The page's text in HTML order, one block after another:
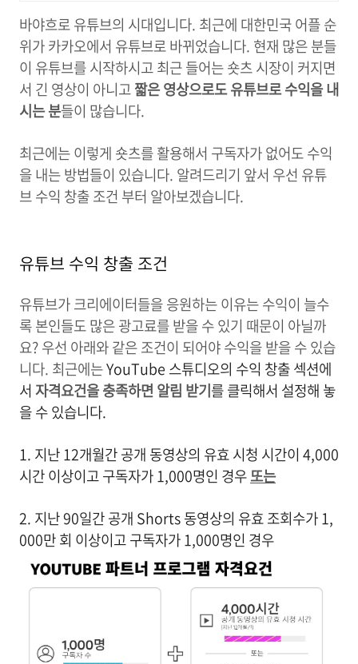
바야흐로 유튜브의 시대입니다. 최근에 대한민국 어플 순
위가 카카오에서 유튜브로 바뀌었습니다. 현재 많은 분들
이 유튜브를 시작하시고 최근 들어는 숏츠 시장이 커지면
서 긴 영상이 아니고짧은 영상으로도 유튜브로 수익을 내
시는 분들이 많습니다.
최근에는 이렇게 숏츠를 활용해서 구독자가 없어도 수익
을 내는 방법들이 있습니다. 알려드리기 앞서 우선 유튜
브 수익 창출 조건 부터 알아보겠습니다.
유튜브 수익 창출 조건
유튜브가 크리에이터들을 응원하는 이유는 수익이 늘수
록 본인들도 많은 광고료를 받을 수 있기 때문이 아닐까
요? 우선 아래와 같은 조건이 되어야 수익을 받을 수 있습
니다. 최근에는YouTube 스튜디오의 수익 창출 섹션에
서자격요건을 충족하면 알림 받기를 클릭해서 설정해 놓
을 수 있습니다.
1. 지난 12개월간 공개 동영상의 유효 시청 시간이 4,000
시간 이상이고 구독자가 1,000명인 경우또는
2. 지난 90일간 공개 Shorts 동영상의 유효 조회수가 1,
000만 회 이상이고 구독자가 1,000명인 경우